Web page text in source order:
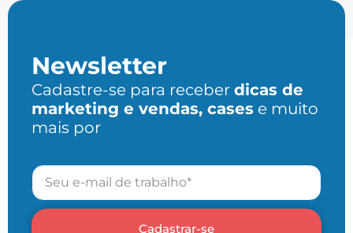
Newsletter
Cadastre-se para receber dicas de
marketing e vendas, cases e muito
mais por
Cadastrar-se